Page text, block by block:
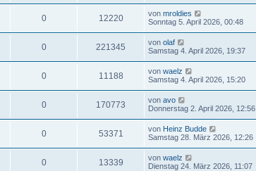
0 12220 von mroldies
Sonntag 5. April 2026, 00:48
0 221345 von olaf
Samstag 4. April 2026, 19:37
0 11188 von waelz
Samstag 4. April 2026, 15:20
0 170773 von avo
Donnerstag 2. April 2026, 12:56
0 53371 von Heinz Budde
Samstag 28. März 2026, 12:26
0 13339 von waelz
Dienstag 24. März 2026, 11:07